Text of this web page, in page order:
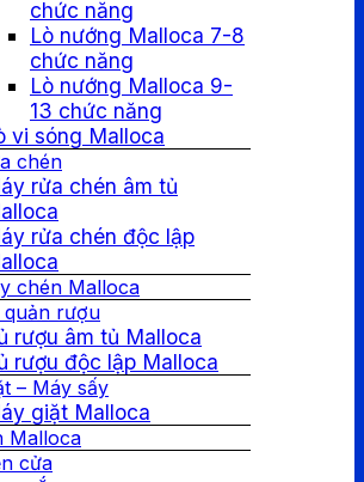
chức năng
Lò nướng Malloca 7-8
chức năng
Lò nướng Malloca 9-
13 chức năng
vi sóng Malloca
chén
rửa chén âm tủ
rửa chén độc lập
chén Malloca
quản rượu
rượu âm tủ Malloca
rượu độc lập Malloca
– Máy sấy
giặt Malloca
Malloca
cửa